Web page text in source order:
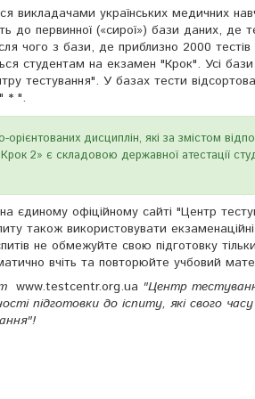
викладачами українських медичних
до первинної («сирої») бази даних, де
чого з бази, де приблизно 2000
студентам на екзамен "Крок". Усі
тестування". У базах тести
* ".
дисциплін, які за змістом
2» є складовою державної атестації
єдиному офіційному сайті "Центр
також використовувати
не обмежуйте свою підготовку
вчіть та повторюйте учбовий
www.testcentr.org.ua "Центр
підготовки до іспиту, які свого